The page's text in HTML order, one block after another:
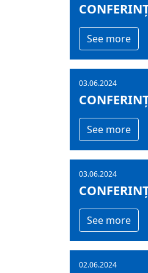
See more
03.06.2024
See more
03.06.2024
See more
02.06.2024